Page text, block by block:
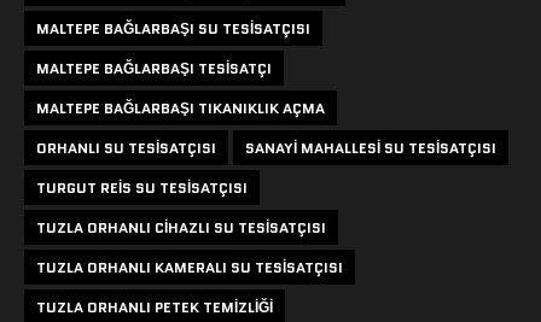
MALTEPE BAĞLARBAŞI SU TESISATÇISI
MALTEPE BAĞLARBAŞI TESISATÇI
MALTEPE BAĞLARBAŞI TIKANIKLIK AÇMA
ORHANLI SU TESISATÇISI
SANAYI MAHALLESI SU TESISATÇISI
TURGUT REIS SU TESISATÇISI
TUZLA ORHANLI CIHAZLI SU TESISATÇISI
TUZLA ORHANLI KAMERALI SU TESISATÇISI
TUZLA ORHANLI PETEK TEMIZLIĞI